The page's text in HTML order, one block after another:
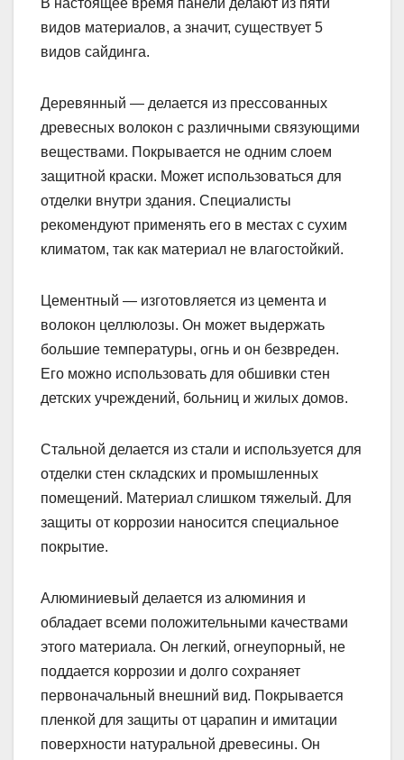
В настоящее время панели делают из пяти
видов материалов, а значит, существует 5
видов сайдинга.
Деревянный — делается из прессованных
древесных волокон с различными связующими
веществами. Покрывается не одним слоем
защитной краски. Может использоваться для
отделки внутри здания. Специалисты
рекомендуют применять его в местах с сухим
климатом, так как материал не влагостойкий.
Цементный — изготовляется из цемента и
волокон целлюлозы. Он может выдержать
большие температуры, огнь и он безвреден.
Его можно использовать для обшивки стен
детских учреждений, больниц и жилых домов.
Стальной делается из стали и используется для
отделки стен складских и промышленных
помещений. Материал слишком тяжелый. Для
защиты от коррозии наносится специальное
покрытие.
Алюминиевый делается из алюминия и
обладает всеми положительными качествами
этого материала. Он легкий, огнеупорный, не
поддается коррозии и долго сохраняет
первоначальный внешний вид. Покрывается
пленкой для защиты от царапин и имитации
поверхности натуральной древесины. Он